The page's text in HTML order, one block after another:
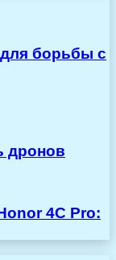
борьбы с
дронов
4C Pro: